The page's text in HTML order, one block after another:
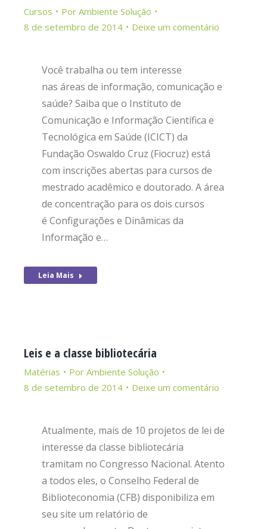
Cursos Por Ambiente Solução
8 de setembro de 2014
Deixe um comentário
Você trabalha ou tem interesse
nas áreas de informação, comunicação e
saúde? Saiba que o Instituto de
Comunicação e Informação Científica e
Tecnológica em Saúde (ICICT) da
Fundação Oswaldo Cruz (Fiocruz) está
com inscrições abertas para cursos de
mestrado acadêmico e doutorado. A área
de concentração para os dois cursos
é Configurações e Dinâmicas da
Informação e…
Leia Mais
Leis e a classe bibliotecária
Matérias Por Ambiente Solução
8 de setembro de 2014
Deixe um comentário
Atualmente, mais de 10 projetos de lei de
interesse da classe bibliotecária
tramitam no Congresso Nacional. Atento
a todos eles, o Conselho Federal de
Biblioteconomia (CFB) disponibiliza em
seu site um relatório de